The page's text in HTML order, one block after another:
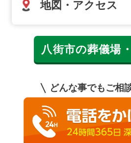
地図・アクセス
八街市の葬儀場
どんな事でもご相